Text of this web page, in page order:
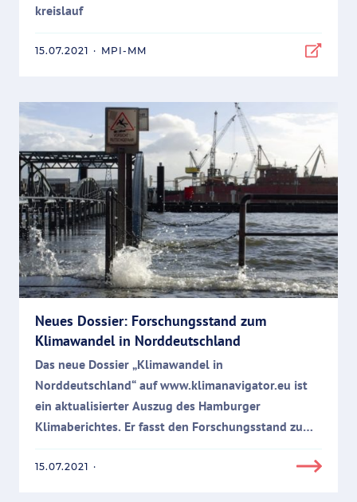
kreis­lauf
15.07.2021 · MPI-MM
Neues Dossier: Forschungsstand zum
Klimawandel in Norddeutschland
Das neue Dossier „Klimawandel in
Norddeutschland“ auf www.klimanavigator.eu ist
ein aktualisierter Auszug des Hamburger
Klimaberichtes. Er fasst den Forschungsstand zum
Thema zusammen. Besonderes Augenmerk wird
dabei auf die entscheidungsrelevanten Aspekte für
15.07.2021 ·